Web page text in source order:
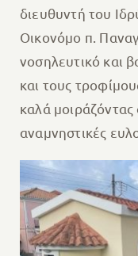
διευθυντή του
Οικονόμο π.
νοσηλευτικό και
και τους
καλά μοιράζόντας
αναμνηστικές